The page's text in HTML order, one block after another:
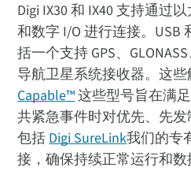
Digi IX30 和 IX40 支持通过
和数字 I/O 进行连接。USB
括一个支持 GPS、
导航卫星系统接收器。这
Capable™这些型号旨在满
共紧急事件时对优先、先
包括Digi SureLink我们的专
接，确保持续正常运行和数